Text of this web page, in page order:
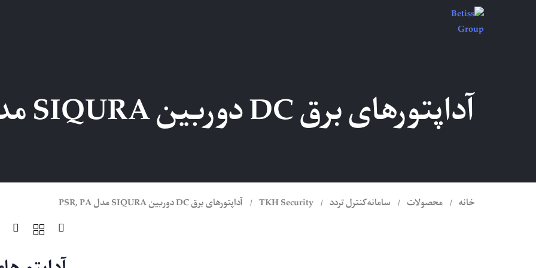
آداپتورهای برق DC دوربین SIQURA مدل PSR, PA
خانه محصولات سامانه کنترل تردد TKH Security آداپتورهای برق DC دوربین SIQURA مدل PSR, PA